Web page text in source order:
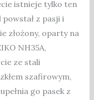
istnieje tylko ten
z pasji i
złożony, oparty na
NH35A,
ze stali
szafirowym,
go pasek z